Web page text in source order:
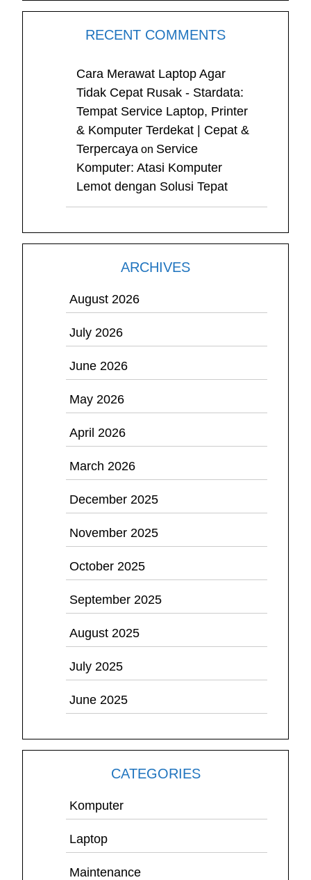
RECENT COMMENTS
Cara Merawat Laptop Agar
Tidak Cepat Rusak - Stardata:
Tempat Service Laptop, Printer
& Komputer Terdekat | Cepat &
Terpercaya on Service
Komputer: Atasi Komputer
Lemot dengan Solusi Tepat
ARCHIVES
August 2026
July 2026
June 2026
May 2026
April 2026
March 2026
December 2025
November 2025
October 2025
September 2025
August 2025
July 2025
June 2025
CATEGORIES
Komputer
Laptop
Maintenance